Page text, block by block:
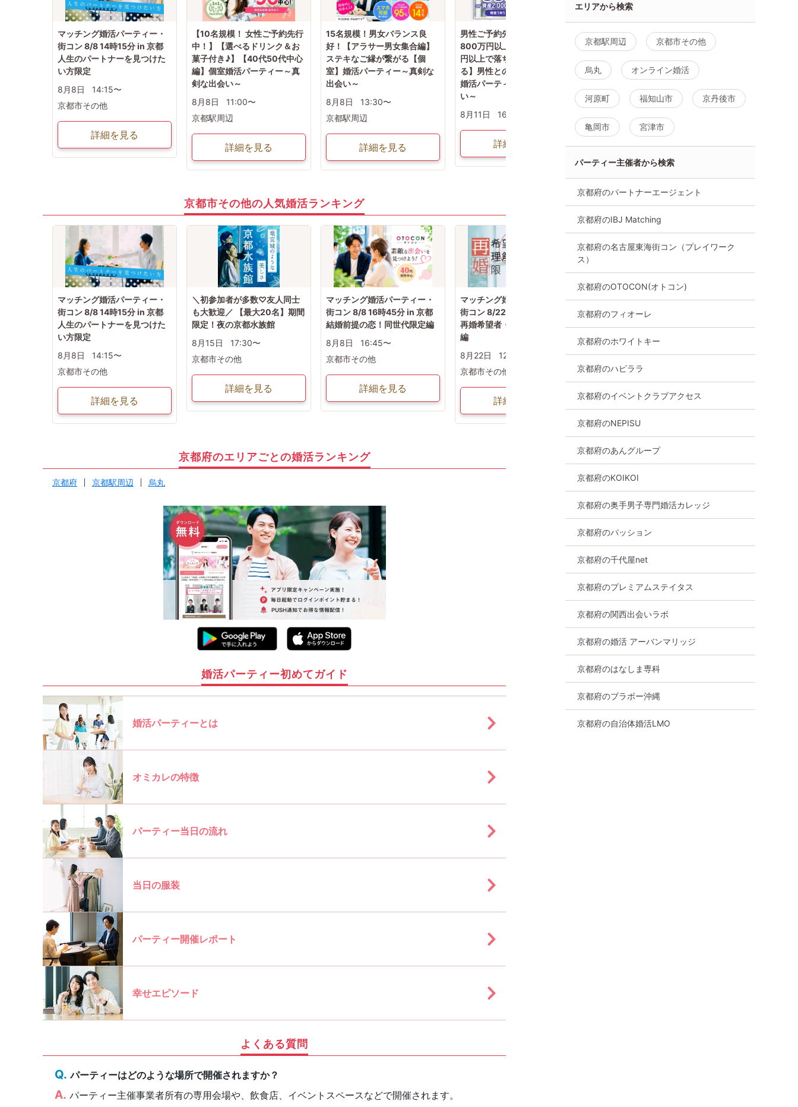
4名
〈中止判断タイミング〉
前日20時
マッチング婚活パーティー・
街コン 8/8 14時15分 in 京都
人生のパートナーを見つけた
い方限定
8月8日
14:15〜
京都市その他
詳細を見る
【10名規模！ 女性ご予約先行
中！】【選べるドリンク＆お
菓子付き♪】【40代50代中心
編】個室婚活パーティー～真
剣な出会い～
8月8日
11:00〜
京都駅周辺
詳細を見る
15名規模！男女バランス良
好！【アラサー男女集合編】
ステキなご縁が繋がる【個
室】婚活パーティー～真剣な
出会い～
8月8日
13:30〜
京都駅周辺
詳細を見る
男性ご予約先行中！【年収
800万円以上or資産2000万
円以上で落ち着きと余裕のあ
る】男性との出会い♪【個室】
婚活パーティー～真剣な出会
い～
8月11日
16:00〜
詳細を見る
【男性ご予約先行中！】個室
パーティー【40代中心編】～
真剣な出会い～
8月11日
16:00〜
京都駅周辺
詳細を見る
京都市その他
京都市その他の人気婚活ランキング
マッチング婚活パーティー・
街コン 8/8 14時15分 in 京都
人生のパートナーを見つけた
い方限定
8月8日
14:15〜
京都市その他
詳細を見る
＼初参加者が多数♡友人同士
も大歓迎／ 【最大20名】期間
限定！夜の京都水族館
8月15日
17:30〜
京都市その他
詳細を見る
マッチング婚活パーティー・
街コン 8/8 16時45分 in 京都
結婚前提の恋！同世代限定編
8月8日
16:45〜
京都市その他
詳細を見る
マッチング婚活パーティー・
街コン 8/22 12時30分 in 京都
再婚希望者・再婚理解者限定
編
8月22日
12:30〜
京都市その他
詳細を見る
マッチング婚活パーティー・
街コン 8/11 12時30分 in 京都
8月11日
12:30〜
マッチング婚活パ
8月11日
京都府のエリアごとの婚活ランキング
京都府 京都駅周辺 烏丸
婚活パーティー初めてガイド
婚活パーティーとは
オミカレの特徴
パーティー当日の流れ
当日の服装
パーティー開催レポート
幸せエピソード
よくある質問
パーティーはどのような場所で開催されますか？
パーティー主催事業者所有の専用会場や、飲食店、イベントスペースなどで開催されます。
エリアから検索
京都駅周辺 京都市その他
烏丸 オンライン婚活
河原町 福知山市 京丹後市
亀岡市 宮津市
パーティー主催者から検索
京都府のパートナーエージェント
京都府のIBJ Matching
京都府の名古屋東海街コン（プレイワーク
ス）
京都府のOTOCON(オトコン)
京都府のフィオーレ
京都府のホワイトキー
京都府のハピララ
京都府のイベントクラブアクセス
京都府のNEPISU
京都府のあんグループ
京都府のKOIKOI
京都府の奥手男子専門婚活カレッジ
京都府のパッション
京都府の千代屋net
京都府のプレミアムステイタス
京都府の関西出会いラボ
京都府の婚活 アーバンマリッジ
京都府のはなしま専科
京都府のブラボー沖縄
京都府の自治体婚活LMO